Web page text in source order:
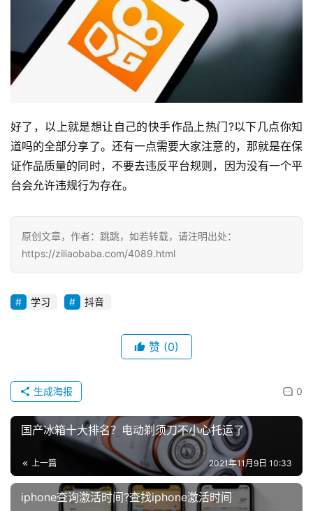
投
稿
日
好
诗
好了，以上就是想让自己的快手作品上热门?以下几点你知
道吗的全部分享了。还有一点需要大家注意的，那就是在保
证作品质量的同时，不要去违反平台规则，因为没有一个平
台会允许违规行为存在。
原创文章，作者：跳跳，如若转载，请注明出处：
https://ziliaobaba.com/4089.html
学习 抖音
赞 (0)
0
生成海报
国产冰箱十大排名？电动剃须刀不小心托运了
上一篇 2021年11月9日 10:33
iphone查询激活时间?查找iphone激活时间